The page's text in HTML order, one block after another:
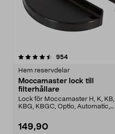
954recensioner
Hem reservdelar
Moccamaster lock till
filterhållare
Lock för Moccamaster H, K, KB,
KBG, KBGC, Optio, Automatic,
149,90
4.5 av 5 stjärnor